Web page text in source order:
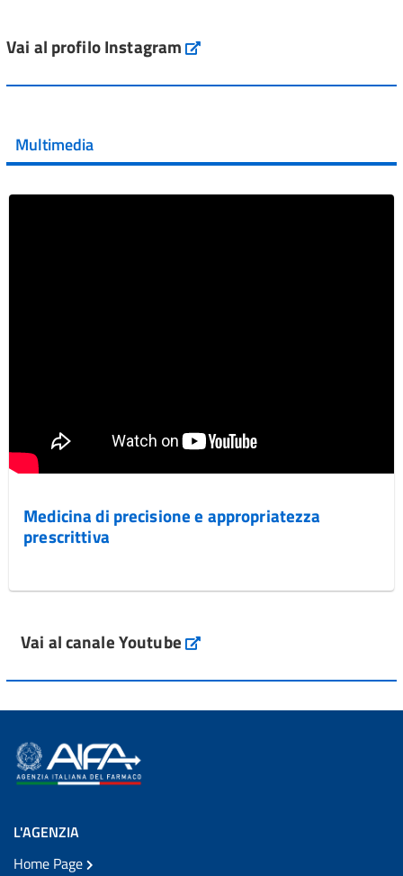
Vai al post →
Vai al post →
Vai al profilo Instagram Instagram
Multimedia
Medicina di precisione e appropriatezza
prescrittiva
Vai al canale Youtube
L'AGENZIA
Home Page